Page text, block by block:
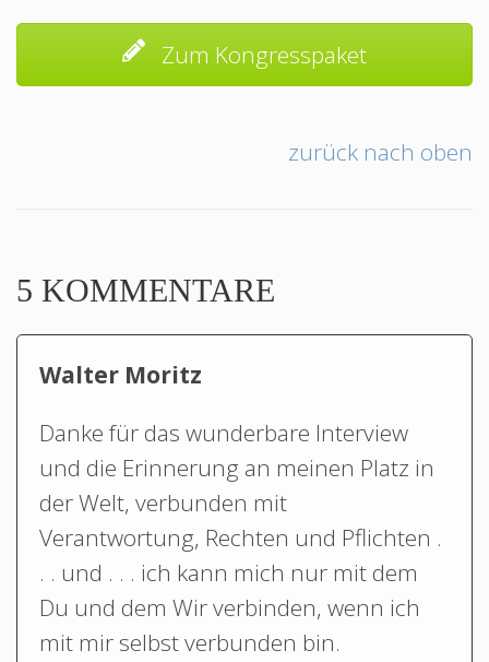
Zum Kongresspaket
zurück nach oben
5 KOMMENTARE
Walter Moritz
Danke für das wunderbare Interview
und die Erinnerung an meinen Platz in
der Welt, verbunden mit
Verantwortung, Rechten und Pflichten .
. . und . . . ich kann mich nur mit dem
Du und dem Wir verbinden, wenn ich
mit mir selbst verbunden bin.